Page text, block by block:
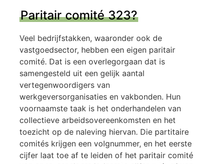
Paritair comité 323?
Veel bedrijfstakken, waaronder ook de
vastgoedsector, hebben een eigen paritair
comité. Dat is een overlegorgaan dat is
samengesteld uit een gelijk aantal
vertegenwoordigers van
werkgeversorganisaties en vakbonden. Hun
voornaamste taak is het onderhandelen van
collectieve arbeidsovereenkomsten en het
toezicht op de naleving hiervan. Die partitaire
comités krijgen een volgnummer, en het eerste
cijfer laat toe af te leiden of het paritair comité